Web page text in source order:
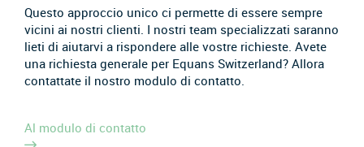
Questo approccio unico ci permette di essere sempre
vicini ai nostri clienti. I nostri team specializzati saranno
lieti di aiutarvi a rispondere alle vostre richieste. Avete
una richiesta generale per Equans Switzerland? Allora
contattate il nostro modulo di contatto.
Al modulo di contatto